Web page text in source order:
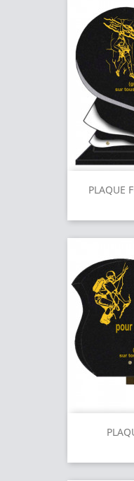
PLAQUE